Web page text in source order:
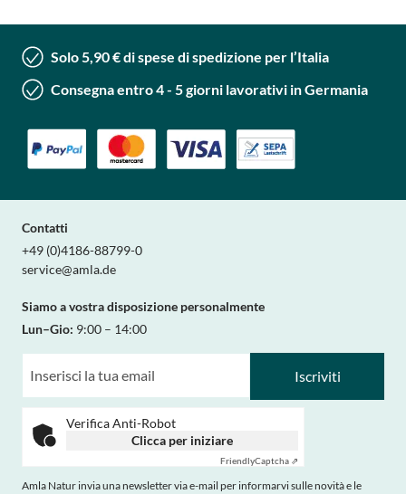
Solo 5,90 € di spese di spedizione per l’Italia
Consegna entro 4 - 5 giorni lavorativi in Germania
Contatti
+49 (0)4186-88799-0
service@amla.de
Siamo a vostra disposizione personalmente
Lun–Gio: 9:00 – 14:00
Iscriviti
Verifica Anti-Robot
Clicca per iniziare
FriendlyCaptcha ⇗
Amla Natur invia una newsletter via e-mail per informarvi sulle novità e le